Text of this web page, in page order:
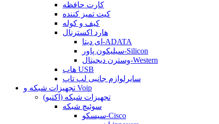
کارت حافظه
کیت تمیز کننده
کیف و کوله
هارد اکسترنال
ای دیتا-ADATA
سیلیکون پاور-Silicon
وسترن دیجیتال-Western
هاب USB
سایرلوازم جانبی لپ تاپ
تجهیزات شبکه و Voip
تجهیزات شبکه (اکتیو)
سوئیچ شبکه
سیسکو-Cisco